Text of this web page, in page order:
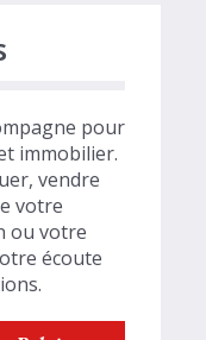
pour
immobilier.
vendre
votre
ou votre
écoute